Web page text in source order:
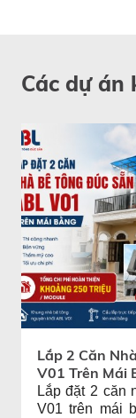
Các dự án
Lắp 2 Căn
V01 Trên Mái
Khoảng 250
Lắp đặt 2 căn
V01 trên mái